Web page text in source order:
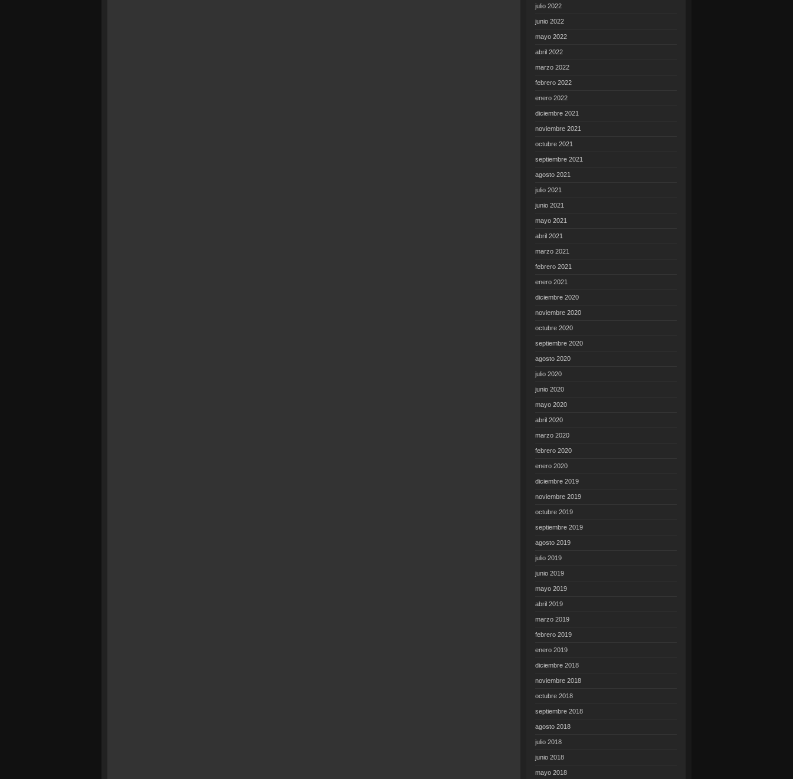
julio 2022
junio 2022
mayo 2022
abril 2022
marzo 2022
febrero 2022
enero 2022
diciembre 2021
noviembre 2021
octubre 2021
septiembre 2021
agosto 2021
julio 2021
junio 2021
mayo 2021
abril 2021
marzo 2021
febrero 2021
enero 2021
diciembre 2020
noviembre 2020
octubre 2020
septiembre 2020
agosto 2020
julio 2020
junio 2020
mayo 2020
abril 2020
marzo 2020
febrero 2020
enero 2020
diciembre 2019
noviembre 2019
octubre 2019
septiembre 2019
agosto 2019
julio 2019
junio 2019
mayo 2019
abril 2019
marzo 2019
febrero 2019
enero 2019
diciembre 2018
noviembre 2018
octubre 2018
septiembre 2018
agosto 2018
julio 2018
junio 2018
mayo 2018